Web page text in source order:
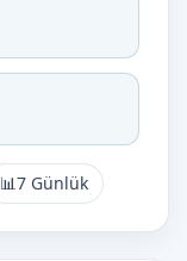
📊7 Günlük